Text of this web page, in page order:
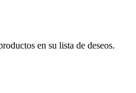
en su lista de deseos.